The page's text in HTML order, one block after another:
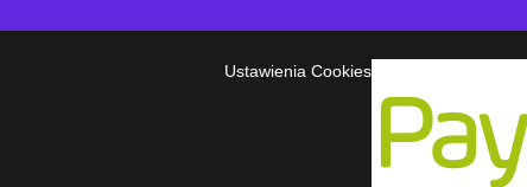
Ustawienia Cookies